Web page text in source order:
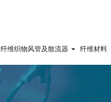
纤维织物风管及散流器 纤维材料